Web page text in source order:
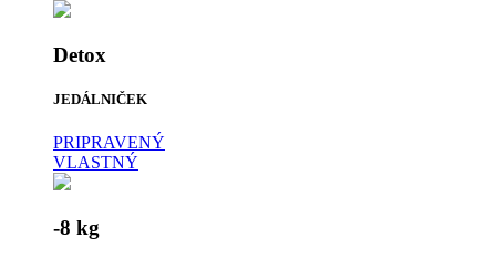
Detox
JEDÁLNIČEK
PRIPRAVENÝ
VLASTNÝ
-8 kg